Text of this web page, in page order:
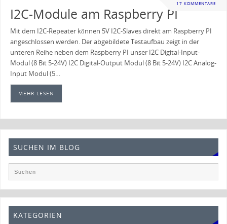
17 KOMMENTARE
I2C-Module am Raspberry PI
Mit dem I2C-Repeater können 5V I2C-Slaves direkt am Raspberry PI
angeschlossen werden. Der abgebildete Testaufbau zeigt in der
unteren Reihe neben dem Raspberry PI unser I2C Digital-Input-
Modul (8 Bit 5-24V) I2C Digital-Output Modul (8 Bit 5-24V) I2C Analog-
Input Modul (5…
MEHR LESEN
SUCHEN IM BLOG
KATEGORIEN